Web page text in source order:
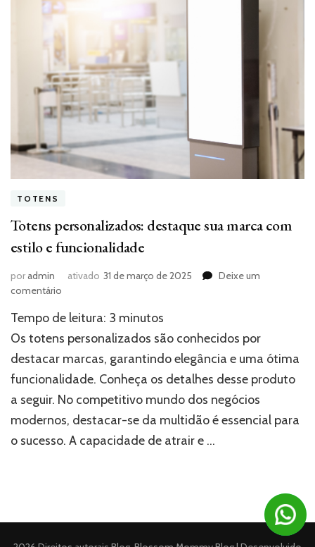
TOTENS
Totens personalizados: destaque sua marca com
estilo e funcionalidade
poradmin ativado 31 de março de 2025
Deixe um
comentário
personalizados:
destaque
sua
marca
com
estilo
e
funcionalidade
Tempo de leitura: 3 minutos
Os totens personalizados são conhecidos por
destacar marcas, garantindo elegância e uma ótima
funcionalidade. Conheça os detalhes desse produto
a seguir. No competitivo mundo dos negócios
modernos, destacar-se da multidão é essencial para
o sucesso. A capacidade de atrair e …